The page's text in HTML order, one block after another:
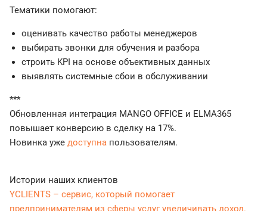
Тематики помогают:
оценивать качество работы менеджеров
выбирать звонки для обучения и разбора
строить KPI на основе объективных данных
выявлять системные сбои в обслуживании
***
Обновленная интеграция MANGO OFFICE и ELMA365
повышает конверсию в сделку на 17%.
Новинка уже доступна пользователям.
Истории наших клиентов
YCLIENTS – сервис, который помогает